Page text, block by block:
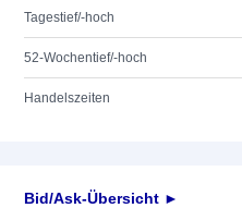
Tagestief/-hoch
52-Wochentief/-hoch
Handelszeiten
Bid/Ask-Übersicht ►